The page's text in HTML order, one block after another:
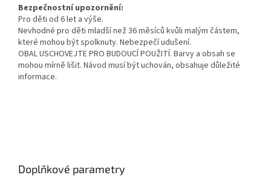
Bezpečnostní upozornění:
Pro děti od 6 let a výše.
Nevhodné pro děti mladší než 36 měsíců kvůli malým částem,
které mohou být spolknuty. Nebezpečí udušení.
OBAL USCHOVEJTE PRO BUDOUCÍ POUŽITÍ. Barvy a obsah se
mohou mírně lišit. Návod musí být uchován, obsahuje důležité
informace.
Doplňkové parametry